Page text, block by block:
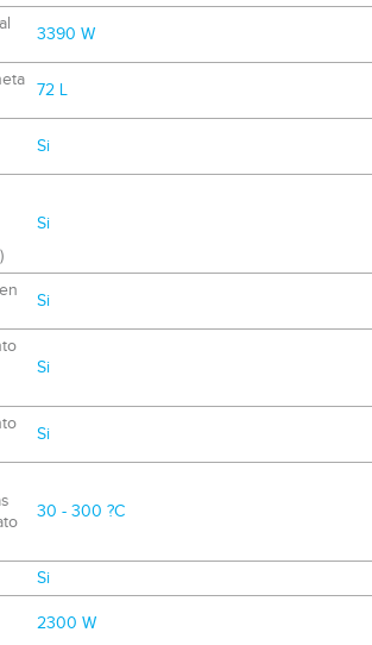
3390 W
72 L
Si
Si
Si
Si
Si
30 - 300 ?C
Si
2300 W